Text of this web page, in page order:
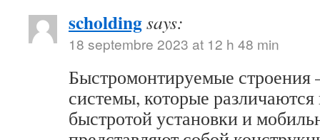
scholdingsays:
18 septembre 2023 at 12 h 48 min
Быстромонтируемые строения
системы, которые
быстротой установки и